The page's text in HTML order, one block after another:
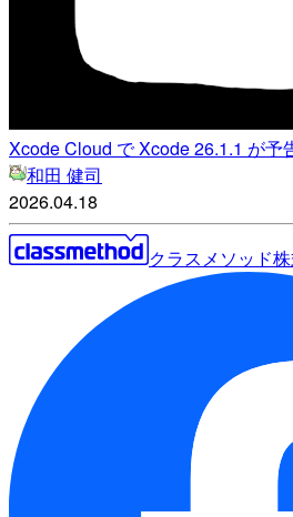
Xcode Cloud で Xcode 26.1.1 が予
和田 健司
2026.04.18
クラスメソッド